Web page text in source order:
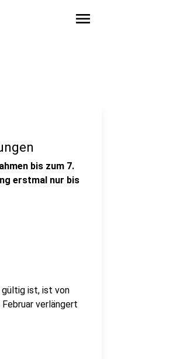
menu
bis zum 7.
erstmal nur bis
gültig ist, ist von
verlängert